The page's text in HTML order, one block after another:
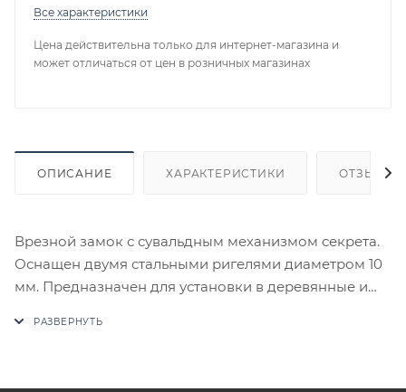
Все характеристики
Цена действительна только для интернет-магазина и
может отличаться от цен в розничных магазинах
ОПИСАНИЕ ХАРАКТЕРИСТИКИ ОТЗЫВЫ
Врезной замок с сувальдным механизмом секрета.
Оснащен двумя стальными ригелями диаметром 10
мм. Предназначен для установки в деревянные и